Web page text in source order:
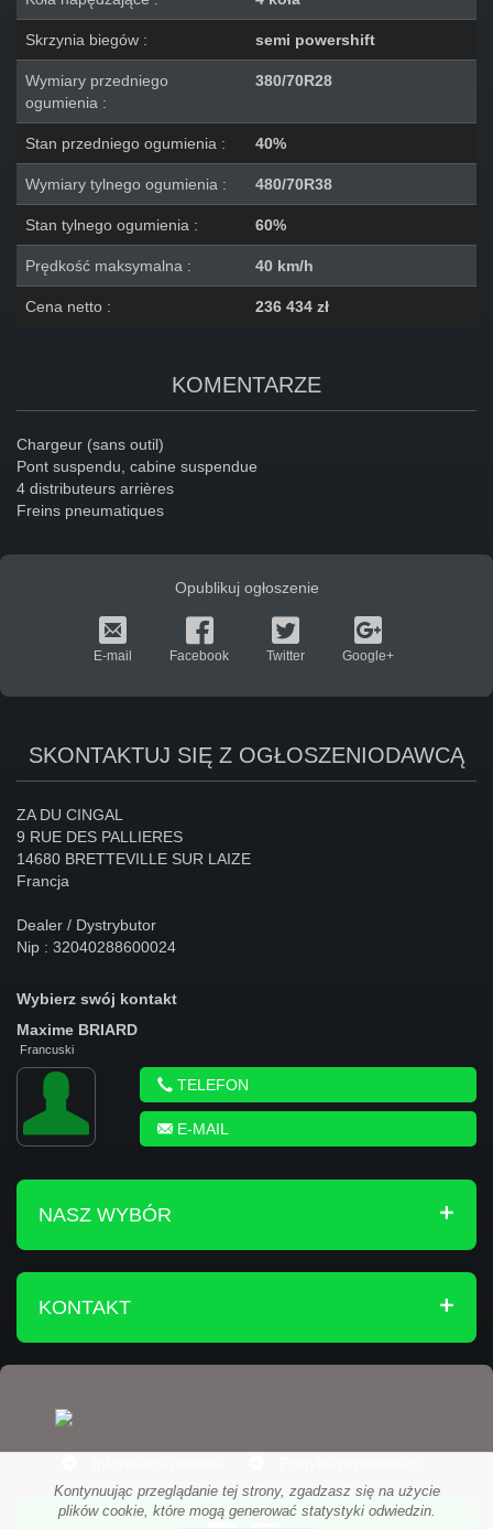
Kontynuując przeglądanie tej strony, zgadzasz się na użycie
plików cookie, które mogą generować statystyki odwiedzin.
Skrzynia biegów : semi powershift
Wymiary przedniego
ogumienia :
380/70R28
Stan przedniego ogumienia : 40%
Wymiary tylnego ogumienia : 480/70R38
Stan tylnego ogumienia : 60%
Prędkość maksymalna : 40 km/h
Cena netto : 236 434 zł
KOMENTARZE
Chargeur (sans outil)
Pont suspendu, cabine suspendue
4 distributeurs arrières
Freins pneumatiques
Opublikuj ogłoszenie
E-mail Facebook Twitter Google+
SKONTAKTUJ SIĘ Z OGŁOSZENIODAWCĄ
ZA DU CINGAL
9 RUE DES PALLIERES
14680 BRETTEVILLE SUR LAIZE
Francja
Dealer / Dystrybutor
Nip : 32040288600024
Wybierz swój kontakt
Maxime BRIARD
Francuski
TELEFON
E-MAIL
NASZ WYBÓR
KONTAKT